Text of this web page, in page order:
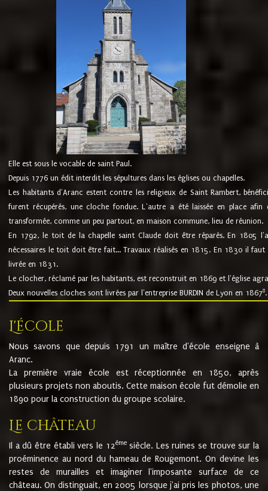
Elle est sous le vocable de saint Paul.
Depuis 1776 un édit interdit les sépultures dans les églises ou chapelles.
Les habitants d'Aranc estent contre les religieux de Saint Rambert,
furent récupérés, une cloche fondue. L'autre a été laissée en place
transformée, comme un peu partout, en maison commune, lieu de réunion.
En 1792, le toit de la chapelle saint Claude doit être réparés. En 1805
nécessaires le toit doit être fait... Travaux réalisés en 1815. En 1830 il
livrée en 1831.
Le clocher, réclamé par les habitants, est reconstruit en 1869 et l'église
Deux nouvelles cloches sont livrées par l'entreprise BURDIN de Lyon en 18678.
L'école
Nous savons que depuis 1791 un maître d'école enseigne à
Aranc.
La première vraie école est réceptionnée en 1850, après
plusieurs projets non aboutis. Cette maison école fut démolie en
1890 pour la construction du groupe scolaire.
Le château
Il a dû être établi vers le 12èmesiècle. Les ruines se trouve sur la
proéminence au nord du hameau de Rougemont. On devine les
restes de murailles et imaginer l'imposante surface de ce
château. On distinguait, en 2005 lorsque j'ai pris les photos, une